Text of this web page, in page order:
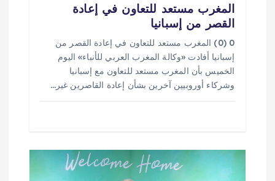
المغرب مستعد للتعاون في إعادة
القصر من إسبانيا
0 (0) المغرب مستعد للتعاون في إعادة القصر من
إسبانيا أفادت «وكالة المغرب العربي للأنباء» اليوم
الخميس بأن المغرب مستعد للتعاون مع إسبانيا
وشركاء أوروبيين آخرين بشأن إعادة القاصرين غير…